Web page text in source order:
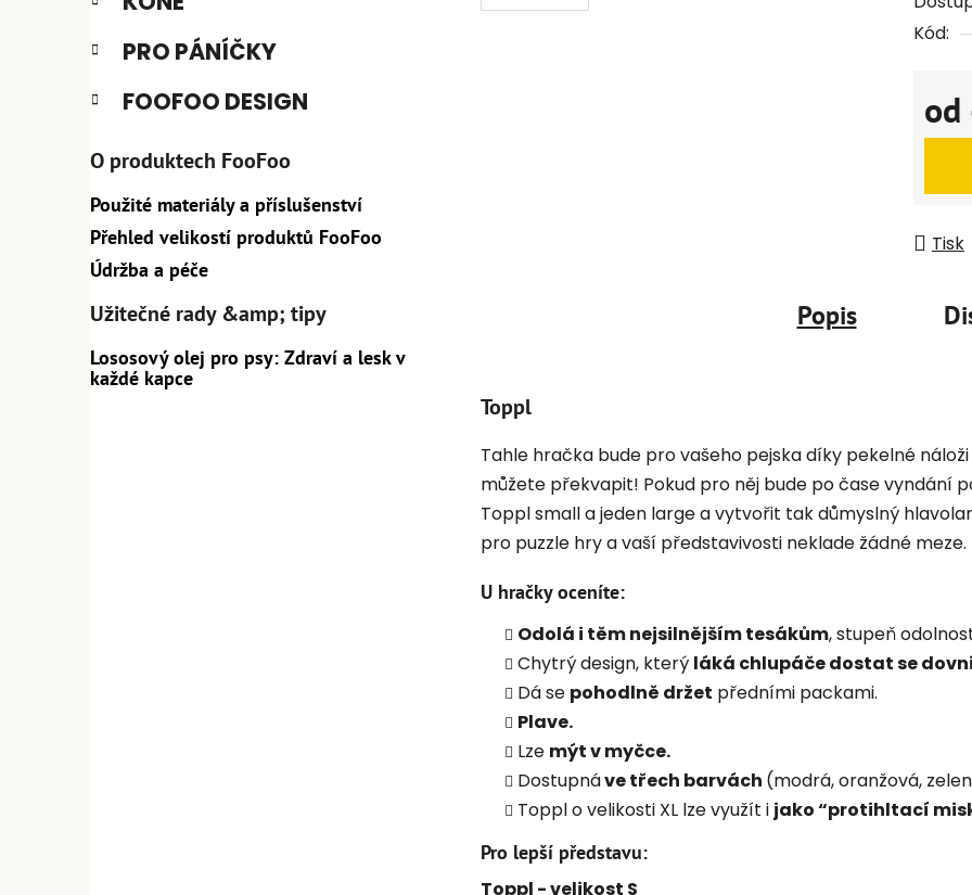
PRO PÁNÍČKY
FOOFOO DESIGN
O produktech FooFoo
Použité materiály a příslušenství
Přehled velikostí produktů FooFoo
Údržba a péče
Užitečné rady &amp; tipy
Lososový olej pro psy: Zdraví a lesk v
každé kapce
Kód:
od
Tisk
Popis
Toppl
Tahle hračka bude pro vašeho pejska díky pekelné
můžete překvapit! Pokud pro něj bude po čase vyndání
Toppl small a jeden large a vytvořit tak důmyslný
pro puzzle hry a vaší představivosti neklade žádné meze.
U hračky oceníte:
Odolá i těm nejsilnějším tesákům, stupeň
Chytrý design, který láká chlupáče dostat se
Dá se pohodlně držet předními packami.
Plave.
Lze mýt v myčce.
Dostupnáve třech barvách (modrá, oranžová,
Toppl o velikosti XL lze využít i jako “protihltací
Pro lepší představu:
Toppl - velikost S